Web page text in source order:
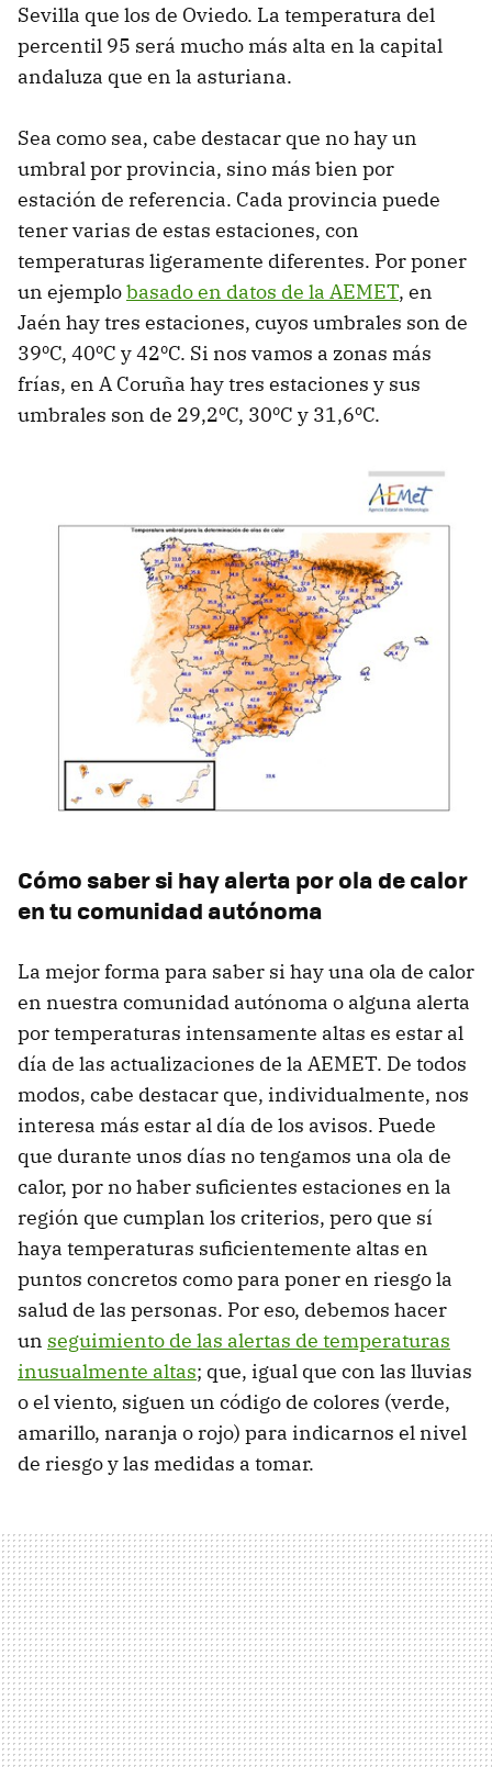
Sevilla que los de Oviedo. La temperatura del
percentil 95 será mucho más alta en la capital
andaluza que en la asturiana.
Sea como sea, cabe destacar que no hay un
umbral por provincia, sino más bien por
estación de referencia. Cada provincia puede
tener varias de estas estaciones, con
temperaturas ligeramente diferentes. Por poner
un ejemplobasado en datos de la AEMET, en
Jaén hay tres estaciones, cuyos umbrales son de
39ºC, 40ºC y 42ºC. Si nos vamos a zonas más
frías, en A Coruña hay tres estaciones y sus
umbrales son de 29,2ºC, 30ºC y 31,6ºC.
Cómo saber si hay alerta por ola de calor
en tu comunidad autónoma
La mejor forma para saber si hay una ola de calor
en nuestra comunidad autónoma o alguna alerta
por temperaturas intensamente altas es estar al
día de las actualizaciones de la AEMET. De todos
modos, cabe destacar que, individualmente, nos
interesa más estar al día de los avisos. Puede
que durante unos días no tengamos una ola de
calor, por no haber suficientes estaciones en la
región que cumplan los criterios, pero que sí
haya temperaturas suficientemente altas en
puntos concretos como para poner en riesgo la
salud de las personas. Por eso, debemos hacer
un seguimiento de las alertas de temperaturas
inusualmente altas; que, igual que con las lluvias
o el viento, siguen un código de colores (verde,
amarillo, naranja o rojo) para indicarnos el nivel
de riesgo y las medidas a tomar.